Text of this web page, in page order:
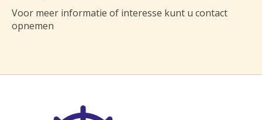
Voor meer informatie of interesse kunt u contact
opnemen